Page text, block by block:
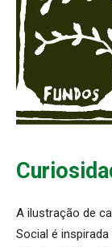
A ilustração de
Social é